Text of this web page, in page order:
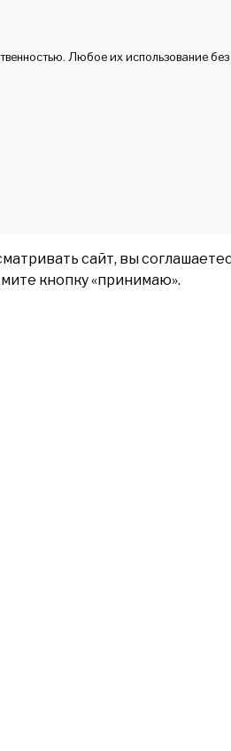
Любое их использование
сайт, вы
кнопку «принимаю».